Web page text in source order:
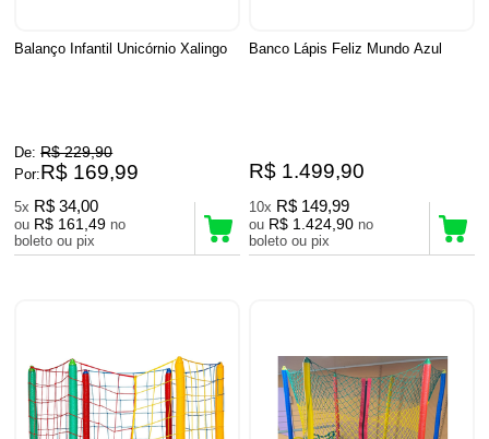
Balanço Infantil Unicórnio Xalingo
De: R$ 229,90
Por:R$ 169,99
5x R$ 34,00
ou R$ 161,49 no
boleto ou pix
Banco Lápis Feliz Mundo Azul
R$ 1.499,90
10x R$ 149,99
ou R$ 1.424,90 no
boleto ou pix